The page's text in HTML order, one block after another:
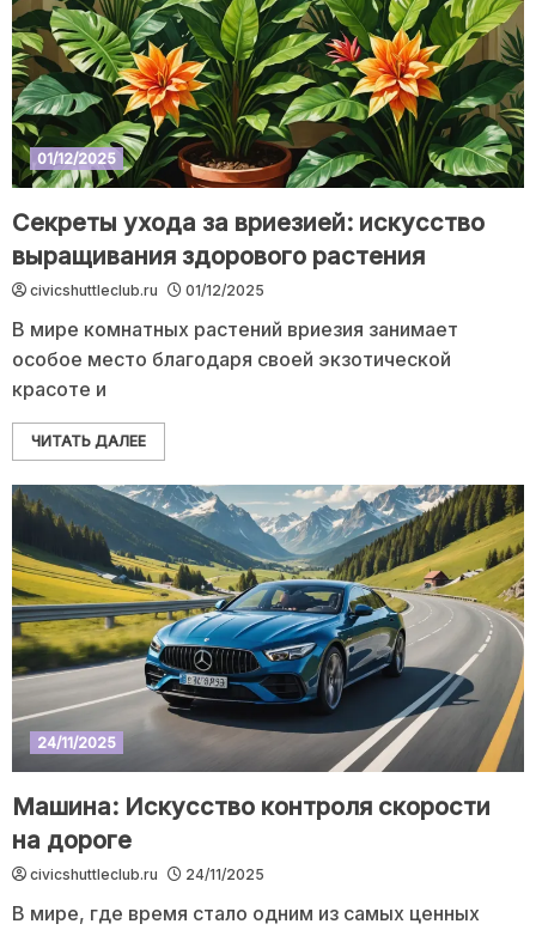
01/12/2025
Секреты ухода за вриезией: искусство
выращивания здорового растения
civicshuttleclub.ru 01/12/2025
В мире комнатных растений вриезия занимает
особое место благодаря своей экзотической
красоте и
ЧИТАТЬ ДАЛЕЕ
24/11/2025
Машина: Искусство контроля скорости
на дороге
civicshuttleclub.ru 24/11/2025
В мире, где время стало одним из самых ценных